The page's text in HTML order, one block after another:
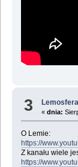
3 Lemosfera
«dnia:
O Lemie:
https://
Z kanału wiele
https://